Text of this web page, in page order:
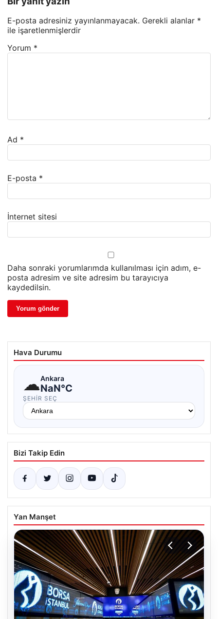
E-posta adresiniz yayınlanmayacak. Gerekli alanlar *
ile işaretlenmişlerdir
Yorum *
Ad *
E-posta *
İnternet sitesi
Daha sonraki yorumlarımda kullanılması için adım, e-
posta adresim ve site adresim bu tarayıcıya
kaydedilsin.
Hava Durumu
☁Ankara
NaN°C
ŞEHIR SEÇ
Bizi Takip Edin
Yan Manşet